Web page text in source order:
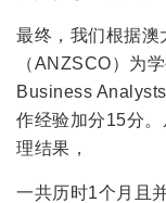
最终，我们根据澳
（ANZSCO）为
Business
作经验加分15分
理结果，
一共历时1个月且